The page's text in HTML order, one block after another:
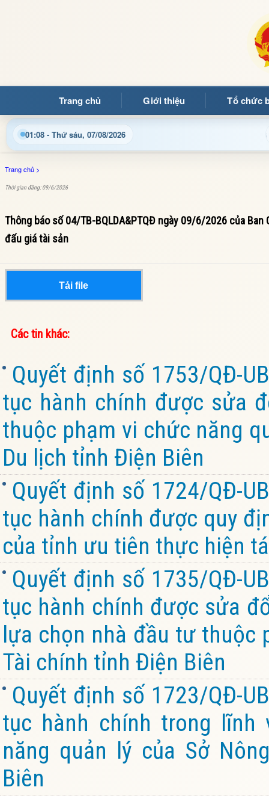
Trang chủ Giới thiệu Tổ chức
01:08 - Thứ sáu, 07/08/2026
tin điện tử xã Mường Ảng Cập nhật thông tin
Trang chủ >
Thời gian đăng: 09/6/2026
Thông báo số 04/TB-BQLDA&PTQĐ ngày 09/6/2026 của
đấu giá tài sản
Tải file
Các tin khác:
Quyết định số 1753/QĐ-
tục hành chính được sửa
thuộc phạm vi chức năng
Du lịch tỉnh Điện Biên
Quyết định số 1724/QĐ-
tục hành chính được quy
của tỉnh ưu tiên thực hiện
Quyết định số 1735/QĐ-
tục hành chính được sửa
lựa chọn nhà đầu tư thuộc
Tài chính tỉnh Điện Biên
Quyết định số 1723/QĐ-
tục hành chính trong
năng quản lý của Sở
Biên